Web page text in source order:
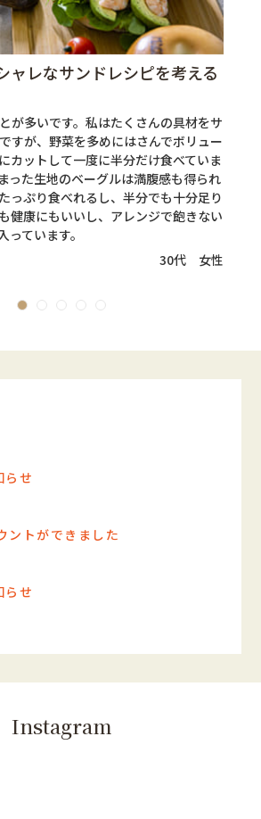
ャレなサンドレシピを考える
が多いです。私はたくさんの具材をサ
すが、野菜を多めにはさんでボリュー
カットして一度に半分だけ食べていま
った生地のベーグルは満腹感も得られ
っぷり食べれるし、半分でも十分足り
健康にもいいし、アレンジで飽きない
っています。
30代 女性
らせ
ントができました
らせ
Instagram